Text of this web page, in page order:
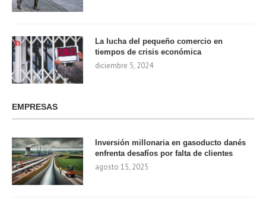
La lucha del pequeño comercio en
tiempos de crisis económica
diciembre 5, 2024
EMPRESAS
Inversión millonaria en gasoducto danés
enfrenta desafíos por falta de clientes
agosto 15, 2025